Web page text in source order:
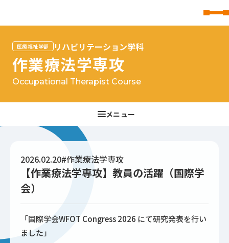
医療福祉学部 リハビリテーション学科
作業療法学専攻
Occupational Therapist Course
2026.02.20#作業療法学専攻
【作業療法学専攻】教員の活躍（国際学
会）
「国際学会WFOT Congress 2026 にて研究発表を行い
ました」